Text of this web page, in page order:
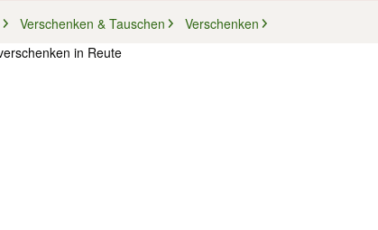
Verschenken & Tauschen Verschenken